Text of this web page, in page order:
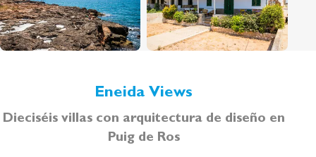
Eneida Views
Dieciséis villas con arquitectura de diseño en
Puig de Ros